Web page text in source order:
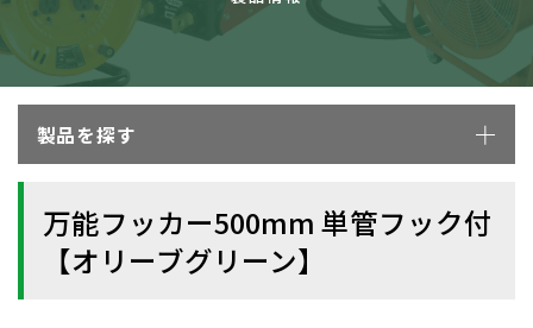
製品を探す
万能フッカー500mm 単管フック付
【オリーブグリーン】